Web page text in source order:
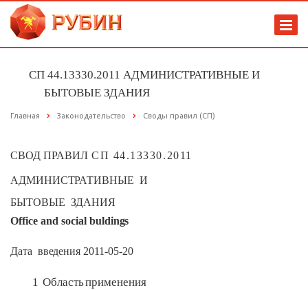
СП 44.13330.2011 АДМИНИСТРАТИВНЫЕ И
БЫТОВЫЕ ЗДАНИЯ
Главная Законодательство Своды правил (СП)
СВОД ПРАВИЛСП 44.13330.2011
АДМИНИСТРАТИВНЫЕ И
БЫТОВЫЕ ЗДАНИЯ
Office and social buldings
Дата введения 2011-05-20
1 Областьприменения